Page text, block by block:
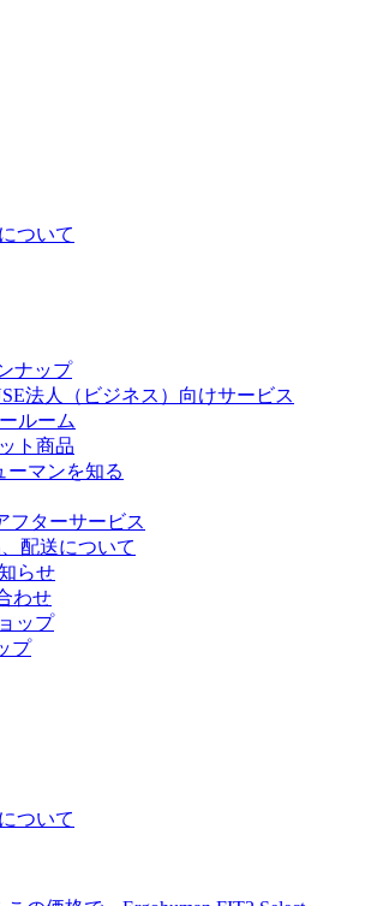
ついて
ナップ
法人（ビジネス）向けサービス
ルーム
ト商品
ーマンを知る
フターサービス
配送について
らせ
わせ
ップ
プ
ついて